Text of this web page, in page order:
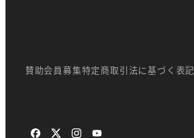
賛助会員募集特定商取引法に基づく表記
facebook
X instagram
youtube